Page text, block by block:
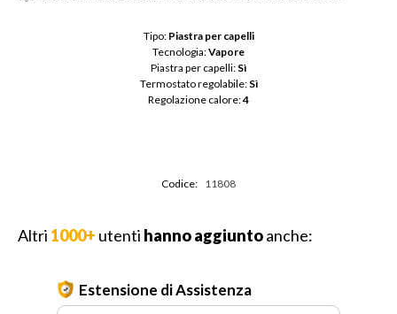
Tipo: Piastra per capelli
Tecnologia: Vapore
Piastra per capelli: Sì
Termostato regolabile: Sì
Regolazione calore: 4
Codice: 11808
Altri 1000+ utenti hanno aggiuntoanche:
Estensione di Assistenza